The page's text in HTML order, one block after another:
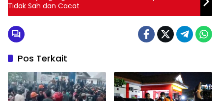
Tidak Sah dan Cacat
Pos Terkait